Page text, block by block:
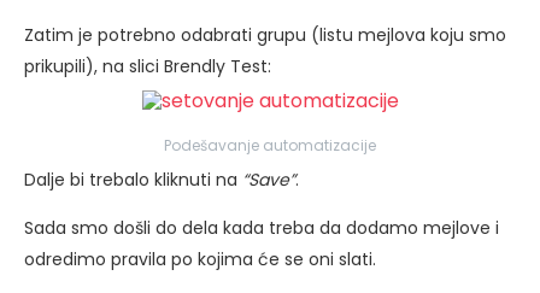
Zatim je potrebno odabrati grupu (listu mejlova koju smo
prikupili), na slici Brendly Test:
Podešavanje automatizacije
Dalje bi trebalo kliknuti na “Save”.
Sada smo došli do dela kada treba da dodamo mejlove i
odredimo pravila po kojima će se oni slati.